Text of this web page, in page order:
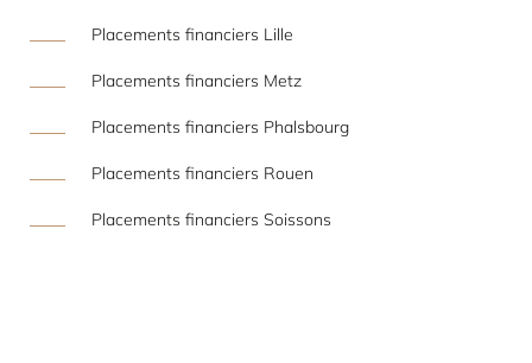
Placements financiers Lille
Placements financiers Metz
Placements financiers Phalsbourg
Placements financiers Rouen
Placements financiers Soissons